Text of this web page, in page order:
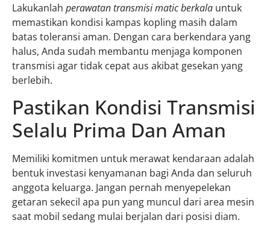
Lakukanlah perawatan transmisi matic berkala untuk
memastikan kondisi kampas kopling masih dalam
batas toleransi aman. Dengan cara berkendara yang
halus, Anda sudah membantu menjaga komponen
transmisi agar tidak cepat aus akibat gesekan yang
berlebih.
Pastikan Kondisi Transmisi
Selalu Prima Dan Aman
Memiliki komitmen untuk merawat kendaraan adalah
bentuk investasi kenyamanan bagi Anda dan seluruh
anggota keluarga. Jangan pernah menyepelekan
getaran sekecil apa pun yang muncul dari area mesin
saat mobil sedang mulai berjalan dari posisi diam.